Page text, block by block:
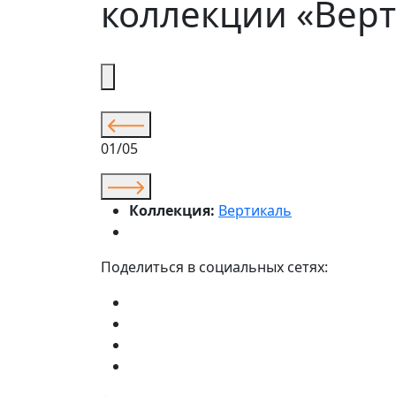
коллекции
01/05
Коллекция: Вертикаль
Поделиться в социальных сетях: